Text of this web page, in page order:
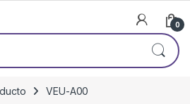
0
VEU-A00